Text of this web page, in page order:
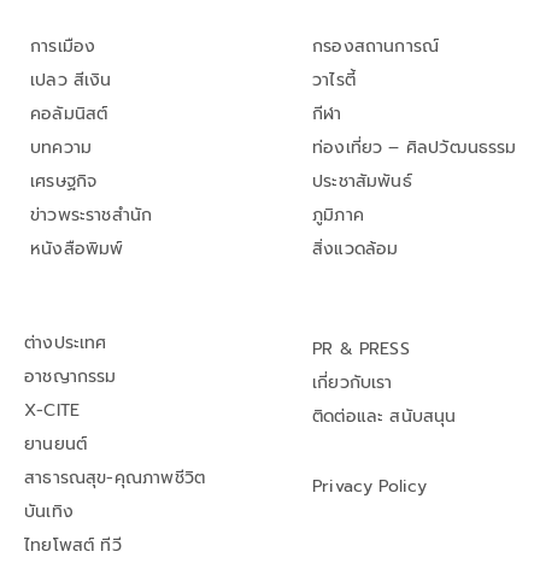
การเมือง
เปลว สีเงิน
คอลัมนิสต์
บทความ
เศรษฐกิจ
ข่าวพระราชสำนัก
หนังสือพิมพ์
กรองสถานการณ์
วาไรตี้
กีฬา
ท่องเที่ยว – ศิลปวัฒนธรรม
ประชาสัมพันธ์
ภูมิภาค
สิ่งแวดล้อม
ต่างประเทศ
อาชญากรรม
X-CITE
ยานยนต์
สาธารณสุข-คุณภาพชีวิต
บันเทิง
ไทยโพสต์ ทีวี
PR & PRESS
เกี่ยวกับเรา
ติดต่อและ สนับสนุน
Privacy Policy